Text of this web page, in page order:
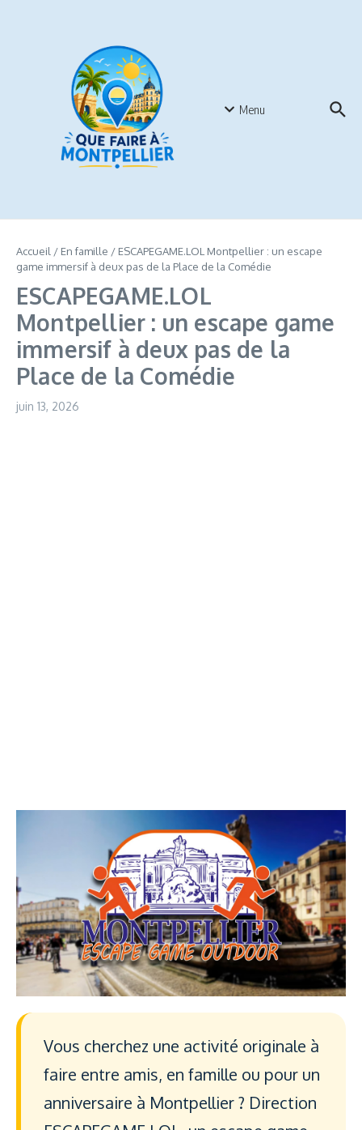
Menu
Accueil / En famille / ESCAPEGAME.LOL Montpellier : un escape
game immersif à deux pas de la Place de la Comédie
ESCAPEGAME.LOL
Montpellier : un escape game
immersif à deux pas de la
Place de la Comédie
juin 13, 2026
Vous cherchez une activité originale à
faire entre amis, en famille ou pour un
anniversaire à Montpellier ? Direction